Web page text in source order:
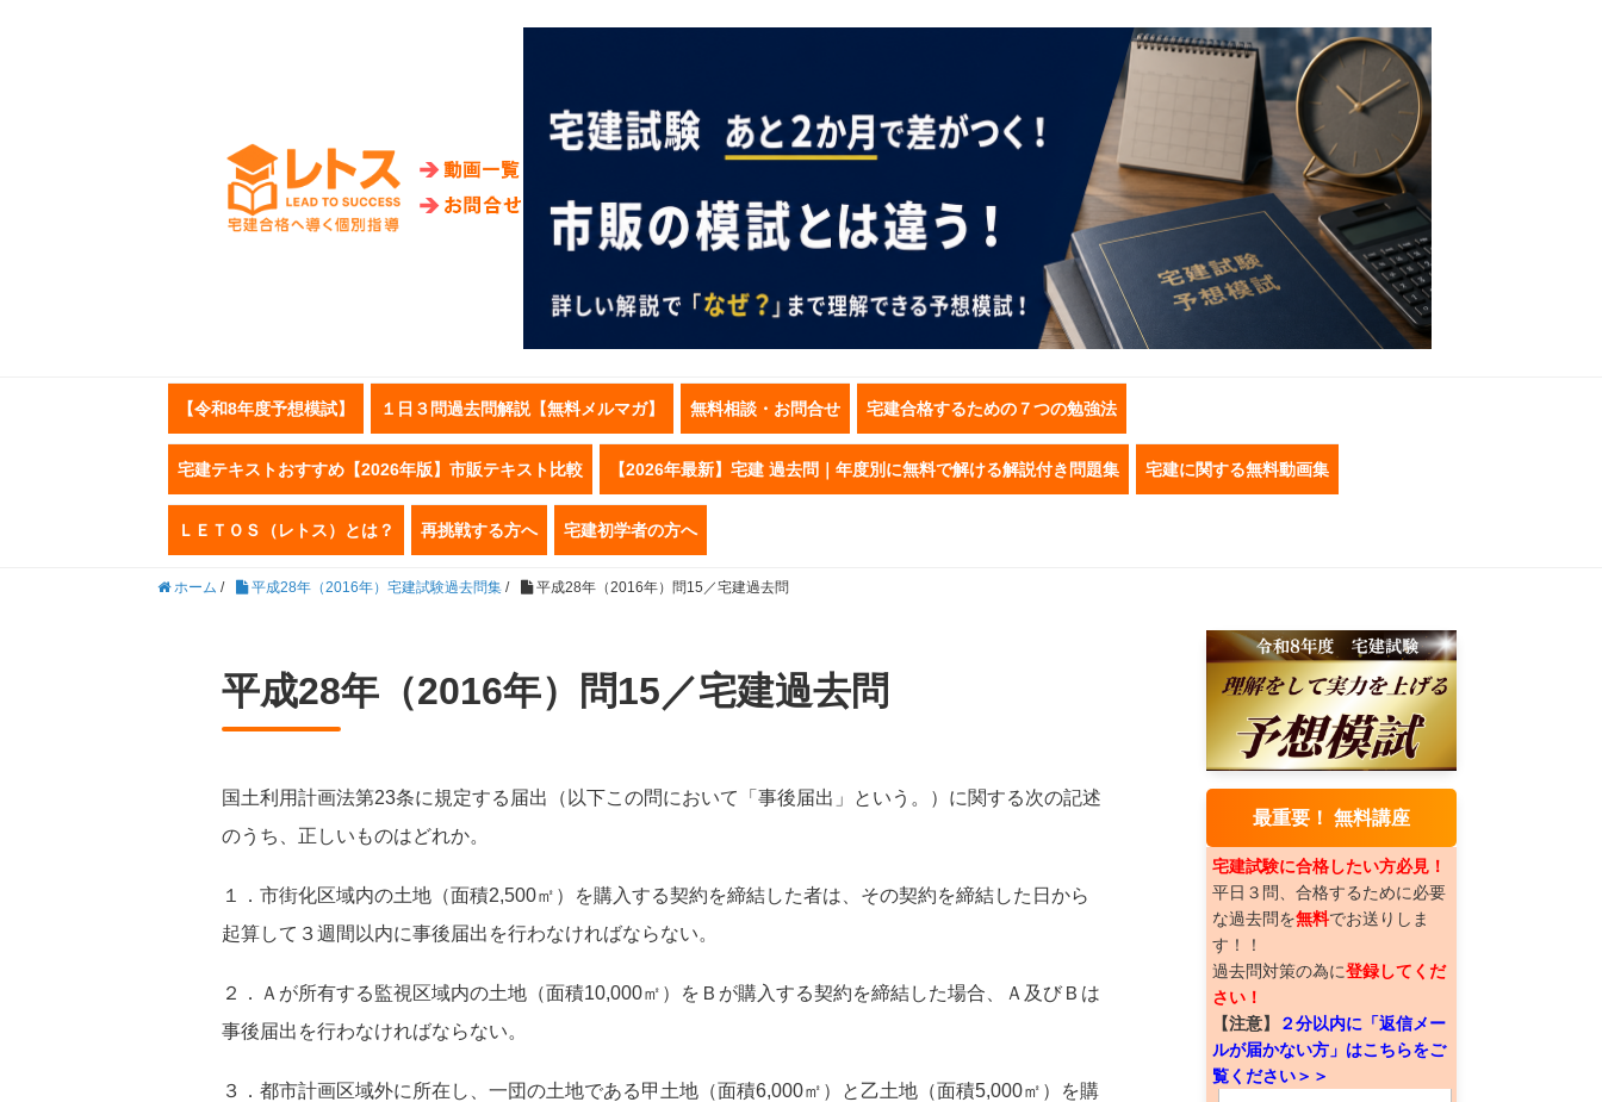
【令和8年度予想模試】 １日３問過去問解説【無料メルマガ】 無料相談・お問合せ 宅建合格するための７つの勉強法
宅建テキストおすすめ【2026年版】市販テキスト比較 【2026年最新】宅建 過去問｜年度別に無料で解ける解説付き問題集 宅建に関する無料動画集
ＬＥＴＯＳ（レトス）とは？ 再挑戦する方へ 宅建初学者の方へ
ホーム / 平成28年（2016年）宅建試験過去問集 / 平成28年（2016年）問15／宅建過去問
平成28年（2016年）問15／宅建過去問
国土利用計画法第23条に規定する届出（以下この問において「事後届出」という。）に関する次の記述
のうち、正しいものはどれか。
１．市街化区域内の土地（面積2,500㎡）を購入する契約を締結した者は、その契約を締結した日から
起算して３週間以内に事後届出を行わなければならない。
２．Ａが所有する監視区域内の土地（面積10,000㎡）をＢが購入する契約を締結した場合、Ａ及びＢは
事後届出を行わなければならない。
３．都市計画区域外に所在し、一団の土地である甲土地（面積6,000㎡）と乙土地（面積5,000㎡）を購
最重要！ 無料講座
宅建試験に合格したい方必見！
平日３問、合格するために必要
な過去問を無料でお送りしま
す！！
過去問対策の為に登録してくだ
さい！
【注意】
２分以内に「返信メー
ルが届かない方」はこちらをご
覧ください＞＞